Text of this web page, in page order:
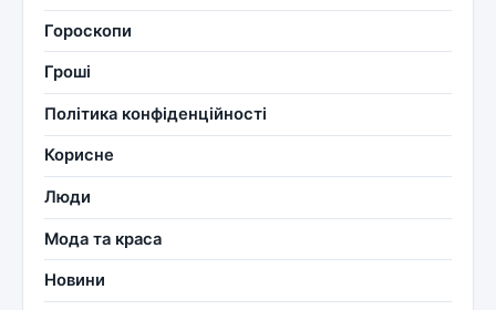
Гороскопи
Гроші
Політика конфіденційності
Корисне
Люди
Мода та краса
Новини